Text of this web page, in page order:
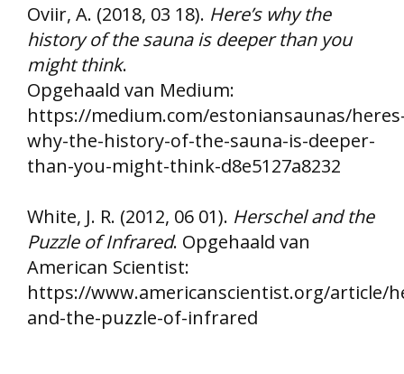
Oviir, A. (2018, 03 18). Here’s why the
history of the sauna is deeper than you
might think.
Opgehaald van Medium:
https://medium.com/estoniansaunas/
why-the-history-of-the-sauna-is-deeper-
than-you-might-think-d8e5127a8232
White, J. R. (2012, 06 01). Herschel and the
Puzzle of Infrared. Opgehaald van
American Scientist:
https://www.americanscientist.org/article/
and-the-puzzle-of-infrared